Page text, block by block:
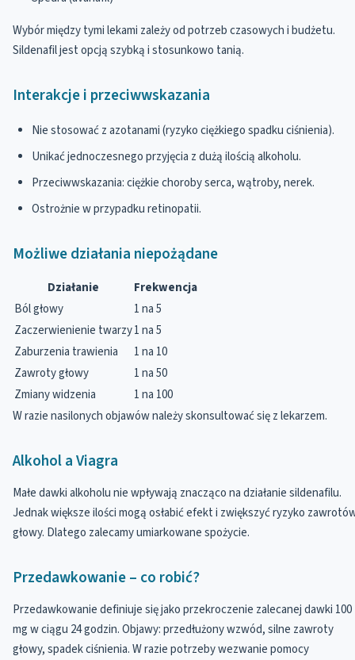
Wybór między tymi lekami zależy od potrzeb czasowych i budżetu.
Sildenafil jest opcją szybką i stosunkowo tanią.
Interakcje i przeciwwskazania
Nie stosować z azotanami (ryzyko ciężkiego spadku ciśnienia).
Unikać jednoczesnego przyjęcia z dużą ilością alkoholu.
Przeciwwskazania: ciężkie choroby serca, wątroby, nerek.
Ostrożnie w przypadku retinopatii.
Możliwe działania niepożądane
Działanie
Frekwencja
Ból głowy
1 na 5
Zaczerwienienie twarzy1 na 5
Zaburzenia trawienia
1 na 10
Zawroty głowy
1 na 50
Zmiany widzenia
1 na 100
W razie nasilonych objawów należy skonsultować się z lekarzem.
Alkohol a Viagra
Małe dawki alkoholu nie wpływają znacząco na działanie sildenafilu.
Jednak większe ilości mogą osłabić efekt i zwiększyć ryzyko
głowy. Dlatego zalecamy umiarkowane spożycie.
Przedawkowanie – co robić?
Przedawkowanie definiuje się jako przekroczenie zalecanej dawki 100
mg w ciągu 24 godzin. Objawy: przedłużony wzwód, silne zawroty
głowy, spadek ciśnienia. W razie potrzeby wezwanie pomocy